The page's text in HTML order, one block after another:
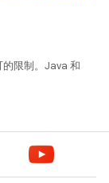
限制。Java 和